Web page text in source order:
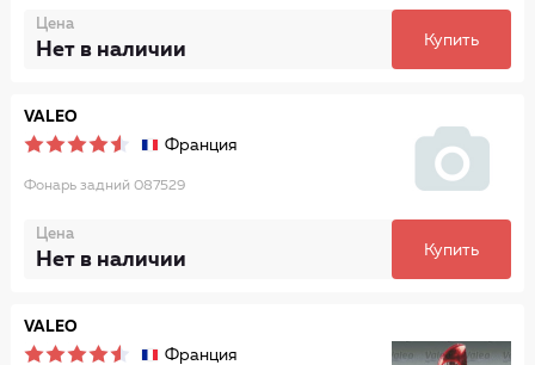
Цена
Нет в наличии Купить
VALEO
Франция
Фонарь задний 087529
Цена
Нет в наличии Купить
VALEO
Франция